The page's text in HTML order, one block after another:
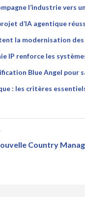
l’industrie vers
d’IA agentique
la modernisation des
IP renforce les
Blue Angel pour
: les critères
Country